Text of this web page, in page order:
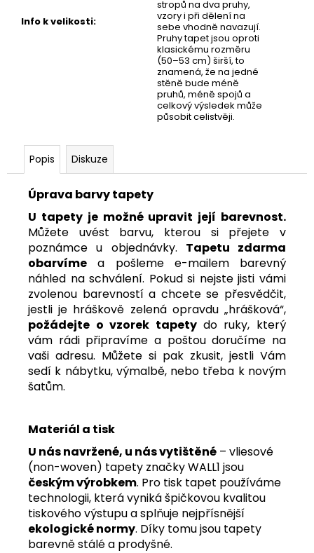
Info k velikosti:
stropů na dva pruhy,
vzory i při dělení na
sebe vhodně navazují.
Pruhy tapet jsou oproti
klasickému rozměru
(50–53 cm) širší, to
znamená, že na jedné
stěně bude méně
pruhů, méně spojů a
celkový výsledek může
působit celistvěji.
Popis Diskuze
Úprava barvy tapety
U tapety je možné upravit její barevnost.
Můžete uvést barvu, kterou si přejete v
poznámce u objednávky. Tapetu zdarma
obarvíme a pošleme e-mailem barevný
náhled na schválení. Pokud si nejste jisti vámi
zvolenou barevností a chcete se přesvědčit,
jestli je hráškově zelená opravdu „hrášková“,
požádejte o vzorek tapety do ruky, který
vám rádi připravíme a poštou doručíme na
vaši adresu. Můžete si pak zkusit, jestli Vám
sedí k nábytku, výmalbě, nebo třeba k novým
šatům.
Materiál a tisk
U nás navržené, u nás vytištěné – vliesové
(non-woven) tapety značky WALL1 jsou
českým výrobkem. Pro tisk tapet používáme
technologii, která vyniká špičkovou kvalitou
tiskového výstupu a splňuje nejpřísnější
ekologické normy. Díky tomu jsou tapety
barevně stálé a prodyšné.